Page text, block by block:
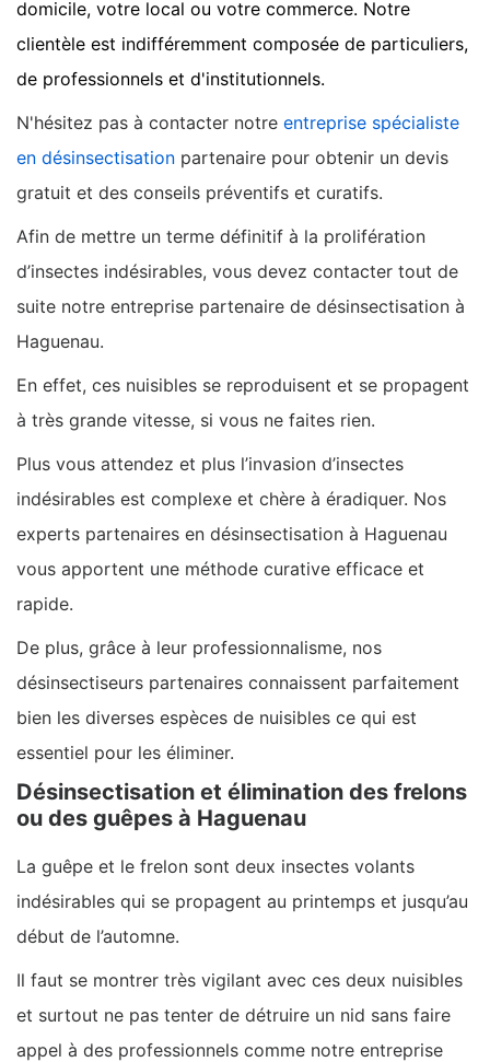
domicile, votre local ou votre commerce. Notre
clientèle est indifféremment composée de particuliers,
de professionnels et d'institutionnels.
N'hésitez pas à contacter notre entreprise spécialiste
en désinsectisation partenaire pour obtenir un devis
gratuit et des conseils préventifs et curatifs.
Afin de mettre un terme définitif à la prolifération
d’insectes indésirables, vous devez contacter tout de
suite notre entreprise partenaire de désinsectisation à
Haguenau.
En effet, ces nuisibles se reproduisent et se propagent
à très grande vitesse, si vous ne faites rien.
Plus vous attendez et plus l’invasion d’insectes
indésirables est complexe et chère à éradiquer. Nos
experts partenaires en désinsectisation à Haguenau
vous apportent une méthode curative efficace et
rapide.
De plus, grâce à leur professionnalisme, nos
désinsectiseurs partenaires connaissent parfaitement
bien les diverses espèces de nuisibles ce qui est
essentiel pour les éliminer.
Désinsectisation et élimination des frelons
ou des guêpes à Haguenau
La guêpe et le frelon sont deux insectes volants
indésirables qui se propagent au printemps et jusqu’au
début de l’automne.
Il faut se montrer très vigilant avec ces deux nuisibles
et surtout ne pas tenter de détruire un nid sans faire
appel à des professionnels comme notre entreprise